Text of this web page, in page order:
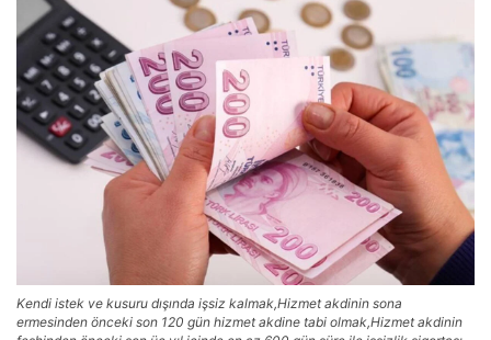
Kendi istek ve kusuru dışında işsiz kalmak,Hizmet akdinin sona
ermesinden önceki son 120 gün hizmet akdine tabi olmak,Hizmet akdinin